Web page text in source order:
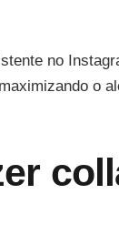
no
o